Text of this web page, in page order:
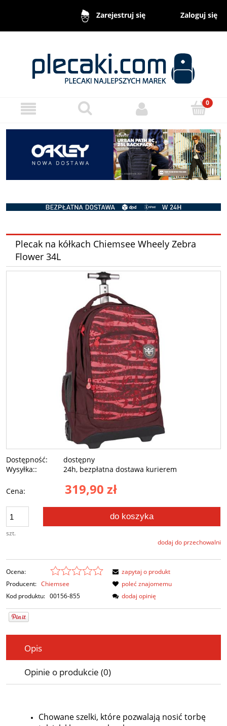
Zarejestruj się Zaloguj się
Plecak na kółkach Chiemsee Wheely Zebra
Flower 34L
Dostępność:
dostępny
Wysyłka::
24h, bezpłatna dostawa kurierem
Cena: 319,90 zł
szt.
do koszyka
dodaj do przechowalni
Ocena:
Producent: Chiemsee
Kod produktu: 00156-855
zapytaj o produkt
poleć znajomemu
dodaj opinię
Opis
Opinie o produkcie (0)
Chowane szelki, które pozwalają nosić torbę